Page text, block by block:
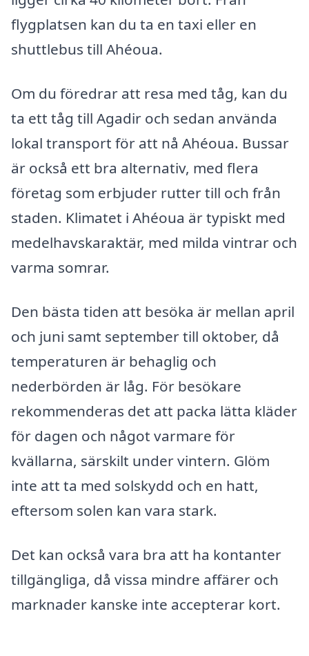
flygplatsen kan du ta en taxi eller en
shuttlebus till Ahéoua.
Om du föredrar att resa med tåg, kan du
ta ett tåg till Agadir och sedan använda
lokal transport för att nå Ahéoua. Bussar
är också ett bra alternativ, med flera
företag som erbjuder rutter till och från
staden. Klimatet i Ahéoua är typiskt med
medelhavskaraktär, med milda vintrar och
varma somrar.
Den bästa tiden att besöka är mellan april
och juni samt september till oktober, då
temperaturen är behaglig och
nederbörden är låg. För besökare
rekommenderas det att packa lätta kläder
för dagen och något varmare för
kvällarna, särskilt under vintern. Glöm
inte att ta med solskydd och en hatt,
eftersom solen kan vara stark.
Det kan också vara bra att ha kontanter
tillgängliga, då vissa mindre affärer och
marknader kanske inte accepterar kort.